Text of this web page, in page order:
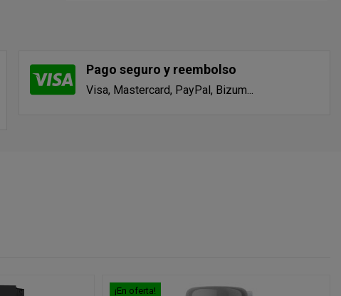
Pago seguro y reembolso
Visa, Mastercard, PayPal, Bizum...
¡En oferta!